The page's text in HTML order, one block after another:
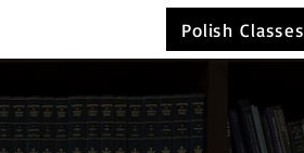
Polish Classes